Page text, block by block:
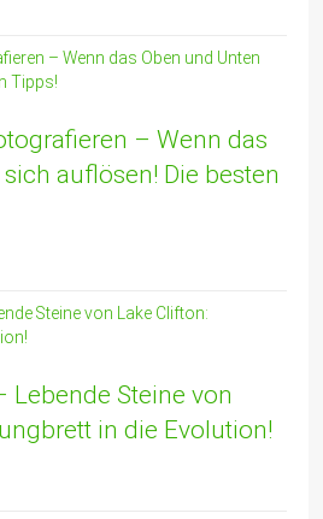
– Wenn das
auflösen! Die besten
Steine von
in die Evolution!